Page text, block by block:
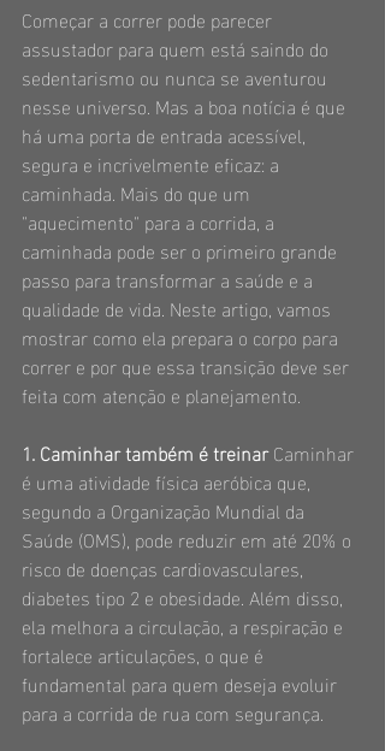
Começar a correr pode parecer
assustador para quem está saindo do
sedentarismo ou nunca se aventurou
nesse universo. Mas a boa notícia é que
há uma porta de entrada acessível,
segura e incrivelmente eficaz: a
caminhada. Mais do que um
"aquecimento" para a corrida, a
caminhada pode ser o primeiro grande
passo para transformar a saúde e a
qualidade de vida. Neste artigo, vamos
mostrar como ela prepara o corpo para
correr e por que essa transição deve ser
feita com atenção e planejamento.
1. Caminhar também é treinar Caminhar
é uma atividade física aeróbica que,
segundo a Organização Mundial da
Saúde (OMS), pode reduzir em até 20% o
risco de doenças cardiovasculares,
diabetes tipo 2 e obesidade. Além disso,
ela melhora a circulação, a respiração e
fortalece articulações, o que é
fundamental para quem deseja evoluir
para a corrida de rua com segurança.